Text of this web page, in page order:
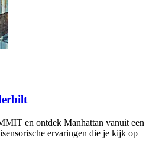
en ontdek Manhattan vanuit een
ervaringen die je kijk op